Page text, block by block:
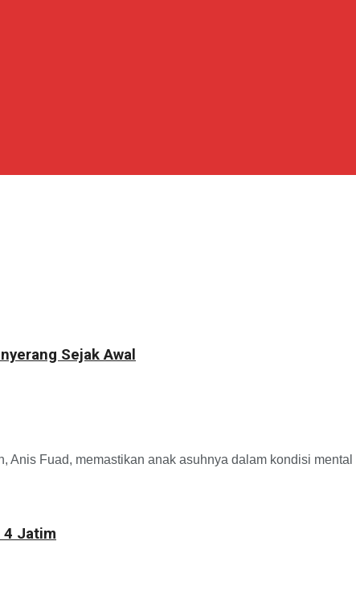
Sejak Awal
Fuad, memastikan anak asuhnya dalam kondisi
4 Jatim